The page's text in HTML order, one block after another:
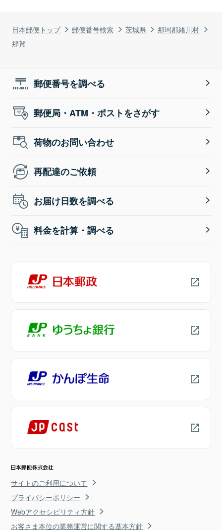
日本郵便トップ 郵便番号検索 茨城県
那珂郡緒川村
那賀
郵便番号を調べる
郵便局・ATM・ポストをさがす
荷物のお問い合わせ
再配達のご依頼
お届け日数を調べる
料金を計算・調べる
サイトのご利用について
プライバシーポリシー
Webアクセシビリティ方針
お客さま本位の業務運営に関する基本方針